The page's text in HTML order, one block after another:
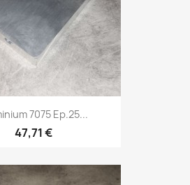
7075 Ep.25...
47,71 €